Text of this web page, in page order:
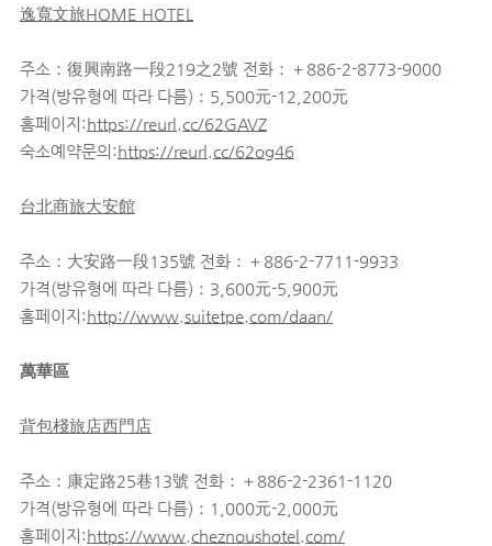
逸寬文旅HOME HOTEL
주소：復興南路一段219之2號 전화：＋886-2-8773-9000
가격(방유형에 따라 다름)：5,500元-12,200元
홈페이지:https://reurl.cc/62GAVZ
숙소예약문의:https://reurl.cc/62og46
台北商旅大安館
주소：大安路一段135號 전화：＋886-2-7711-9933
가격(방유형에 따라 다름)：3,600元-5,900元
홈페이지:http://www.suitetpe.com/daan/
萬華區
背包棧旅店西門店
주소：康定路25巷13號 전화：＋886-2-2361-1120
가격(방유형에 따라 다름)：1,000元-2,000元
홈페이지:https://www.cheznoushotel.com/